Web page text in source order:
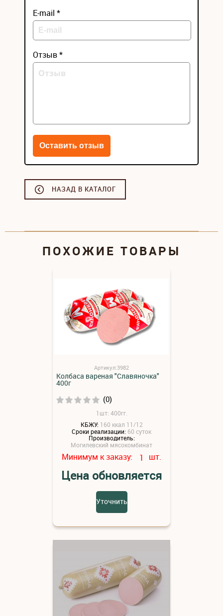
E-mail *
Отзыв *
НАЗАД В КАТАЛОГ
ПОХОЖИЕ ТОВАРЫ
Артикул:3982
Колбаса вареная "Славяночка"
400г
(0)
1шт: 400гг.
КБЖУ: 160 ккал 11/12
Сроки реализации: 60 суток
Производитель:
Могилевский мясокомбинат
Минимум к заказу: 1 шт.
Цена обновляется
Уточнить